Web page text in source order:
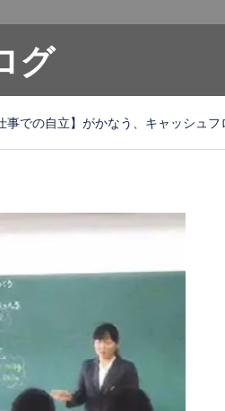
グ
事での自立】がかなう、キャッシュ